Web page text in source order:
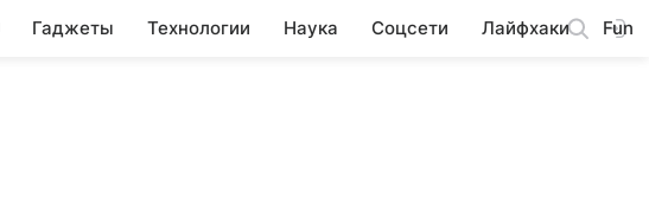
Гаджеты Технологии Наука Соцсети Лайфхаки Fun